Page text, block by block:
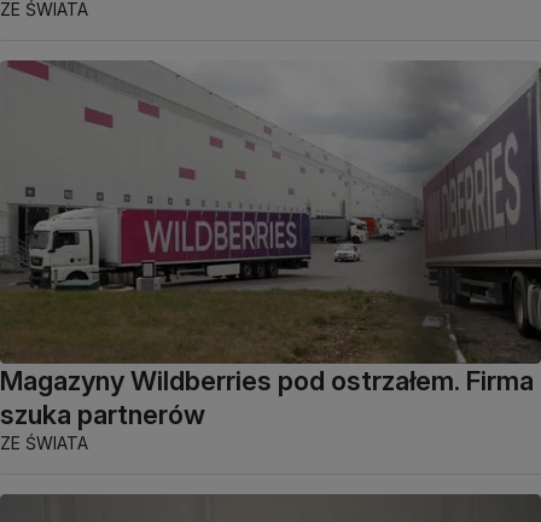
ZE ŚWIATA
Magazyny Wildberries pod ostrzałem. Firma
szuka partnerów
ZE ŚWIATA